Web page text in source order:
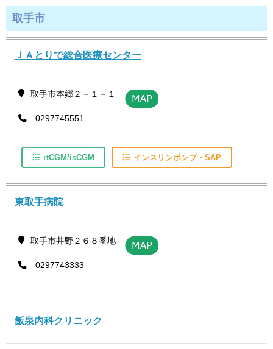
取手市
ＪＡとりで総合医療センター
取手市本郷２－１－１
0297745551
rtCGM/isCGM インスリンポンプ・SAP
東取手病院
取手市井野２６８番地
0297743333
飯泉内科クリニック